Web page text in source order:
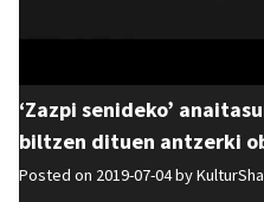
‘Zazpi senideko’
biltzen dituen antzerki
Posted on 2019-07-04 by